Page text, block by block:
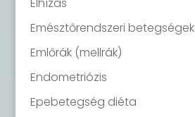
Emésztőrendszeri betegségek
Emlőrák (mellrák)
Endometriózis
Epebetegség diéta